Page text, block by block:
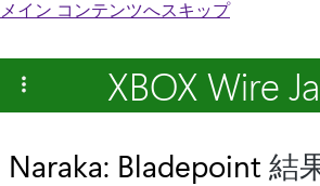
メイン コンテンツへスキップ
XBOX Wire
Naraka: Bladepoint結